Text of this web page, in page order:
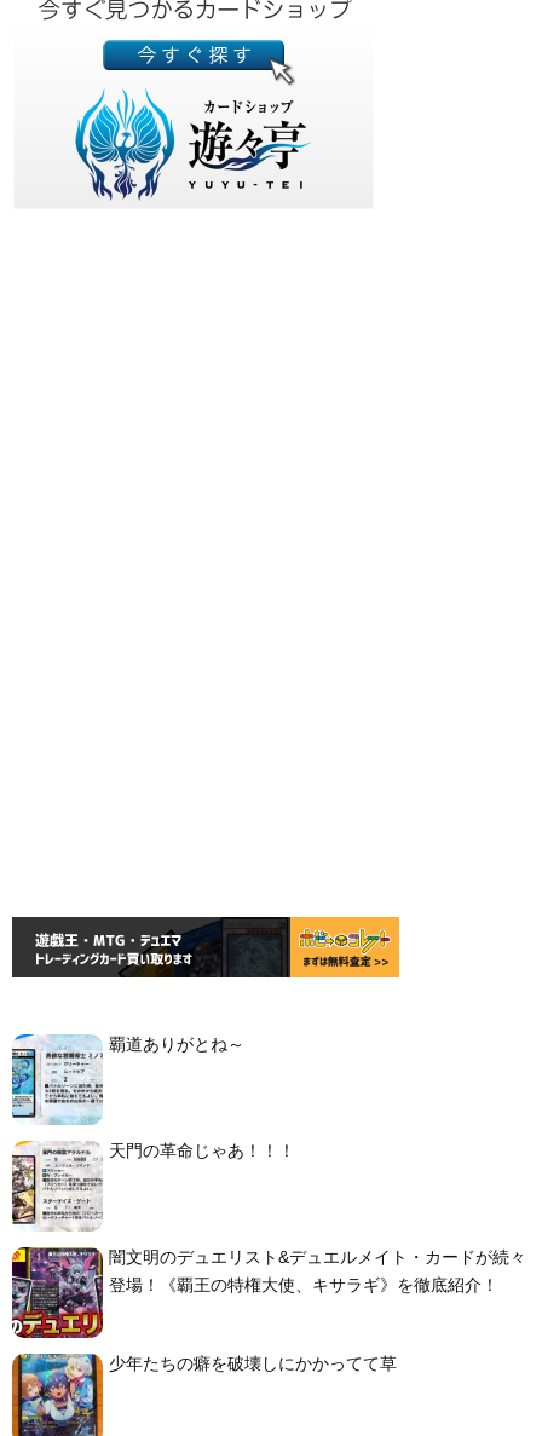
覇道ありがとね～
天門の革命じゃあ！！！
闇文明のデュエリスト&デュエルメイト・カードが続々
登場！《覇王の特権大使、キサラギ》を徹底紹介！
少年たちの癖を破壊しにかかってて草